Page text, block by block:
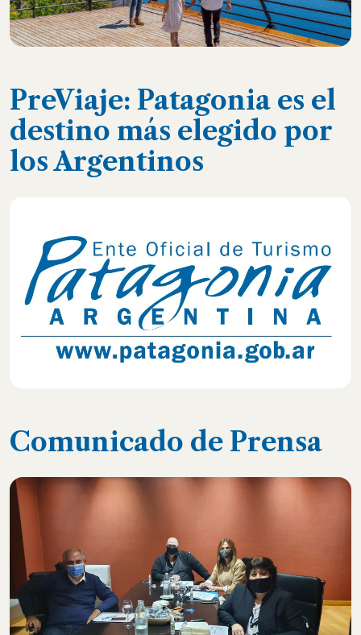
PreViaje: Patagonia es el
destino más elegido por
los Argentinos
Comunicado de Prensa